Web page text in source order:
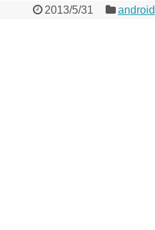
2013/5/31 android